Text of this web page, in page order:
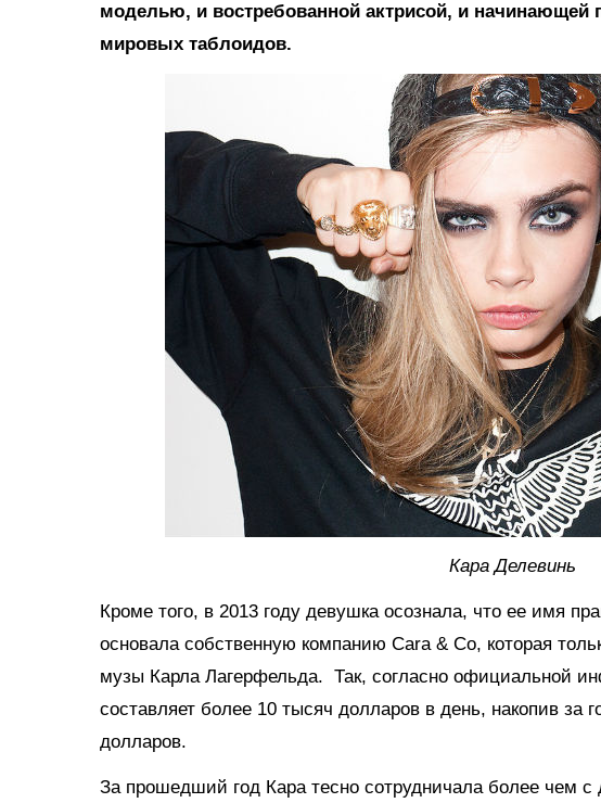
моделью, и востребованной актрисой, и
мировых таблоидов.
Кара Делевинь
Кроме того, в 2013 году девушка осознала, что ее имя
основала собственную компанию Cara & Co, которая
музы Карла Лагерфельда. Так, согласно официальной
составляет более 10 тысяч долларов в день, накопив за
долларов.
За прошедший год Кара тесно сотрудничала более чем